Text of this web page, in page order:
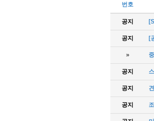
번호
공지
공지 [
»
공지
공지
공지